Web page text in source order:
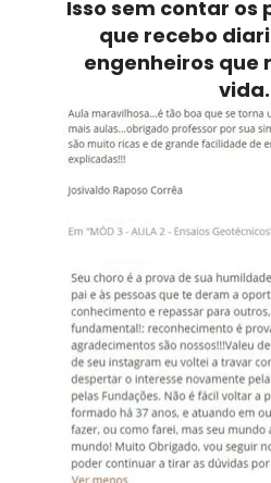
Isso sem contar os
que recebo
engenheiros que
vida.